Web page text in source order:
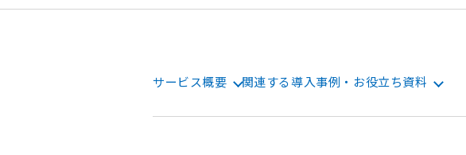
サービス概要 関連する導入事例・お役立ち資料